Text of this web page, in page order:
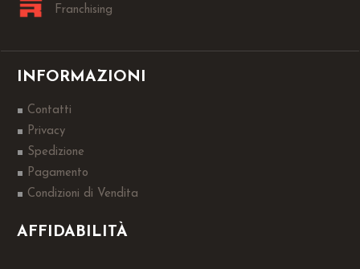
Franchising
INFORMAZIONI
Contatti
Privacy
Spedizione
Pagamento
Condizioni di Vendita
AFFIDABILITÀ